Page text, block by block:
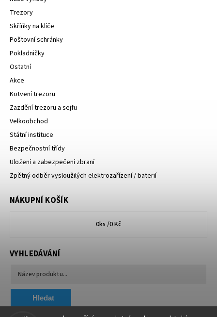
Trezory
Skříňky na klíče
Poštovní schránky
Pokladničky
Ostatní
Akce
Kotvení trezoru
Zazdění trezoru a sejfu
Velkoobchod
Státní instituce
Bezpečnostní třídy
Uložení a zabezpečení zbraní
Zpětný odběr vysloužilých elektrozařízení / baterií
NÁKUPNÍ KOŠÍK
0ks /0 Kč
VYHLEDÁVÁNÍ
Hledat